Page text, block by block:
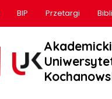
BIP Przetargi